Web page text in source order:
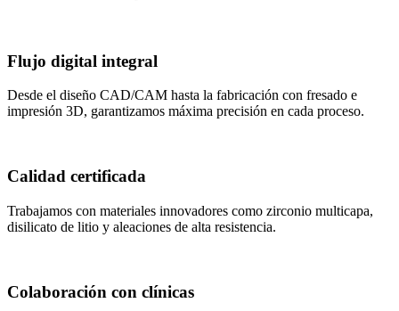
Flujo digital integral
Desde el diseño CAD/CAM hasta la fabricación con fresado e
impresión 3D, garantizamos máxima precisión en cada proceso.
Calidad certificada
Trabajamos con materiales innovadores como zirconio multicapa,
disilicato de litio y aleaciones de alta resistencia.
Colaboración con clínicas